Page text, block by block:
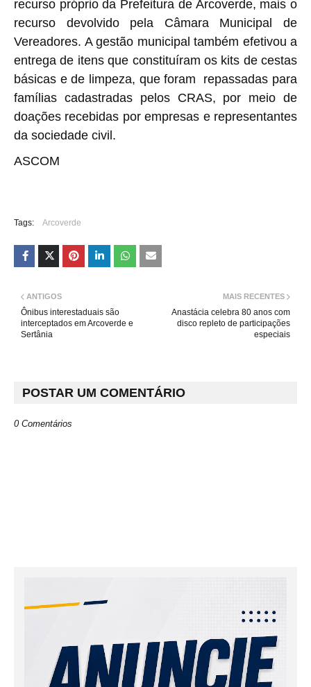
recurso próprio da Prefeitura de Arcoverde, mais o
recurso devolvido pela Câmara Municipal de
Vereadores. A gestão municipal também efetivou a
entrega de itens que constituíram os kits de cestas
básicas e de limpeza, que foram repassadas para
famílias cadastradas pelos CRAS, por meio de
doações recebidas por empresas e representantes
da sociedade civil.
ASCOM
Tags: Arcoverde
MAIS RECENTES
Anastácia celebra 80 anos com
disco repleto de participações
especiais
ANTIGOS
Ônibus interestaduais são
interceptados em Arcoverde e
Sertânia
POSTAR UM COMENTÁRIO
0 Comentários